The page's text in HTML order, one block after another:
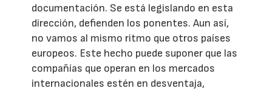
documentación. Se está legislando en esta
dirección, defienden los ponentes. Aun así,
no vamos al mismo ritmo que otros países
europeos. Este hecho puede suponer que las
compañías que operan en los mercados
internacionales estén en desventaja,